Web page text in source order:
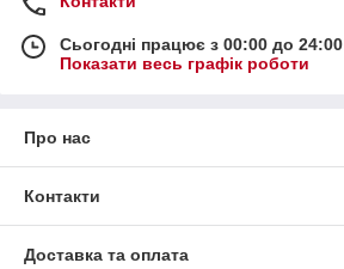
Сьогодні працює з 00:00 до 24:00
Показати весь графік роботи
Про нас
Контакти
Доставка та оплата